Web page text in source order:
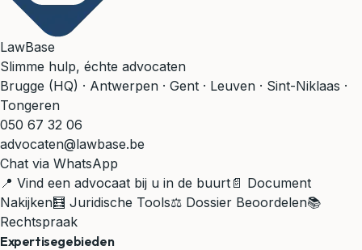
LawBase
Slimme hulp, échte advocaten
Brugge (HQ) · Antwerpen · Gent · Leuven · Sint-Niklaas ·
Tongeren
050 67 32 06
advocaten@lawbase.be
Chat via WhatsApp
📍 Vind een advocaat bij u in de buurt 📄 Document
Nakijken🧮 Juridische Tools⚖️ Dossier Beoordelen📚
Rechtspraak
Expertisegebieden